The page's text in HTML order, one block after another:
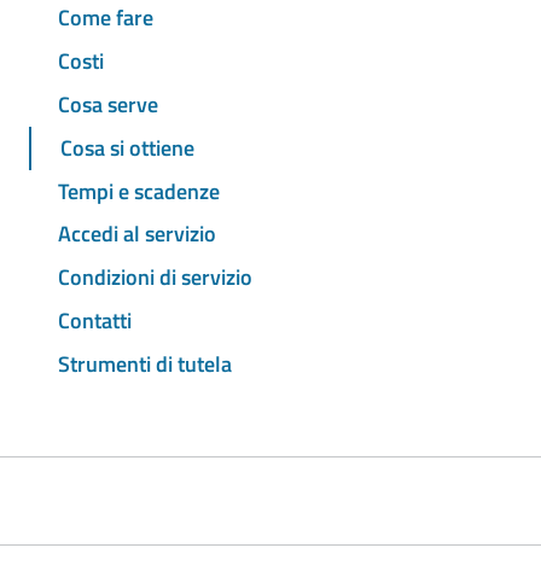
Come fare
Costi
Cosa serve
Cosa si ottiene
Tempi e scadenze
Accedi al servizio
Condizioni di servizio
Contatti
Strumenti di tutela